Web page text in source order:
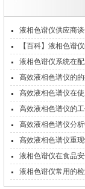
液相色谱仪供应商
问题
【百科】液相色谱
构系统
液相色谱仪系统在
行操作？
高效液相色谱仪的
高效液相色谱仪在
定要注意！
高效液相色谱仪的
点
高效液相色谱仪分
宽的因素
高效液相色谱仪重
?
液相色谱仪在食品
液相色谱仪常用的